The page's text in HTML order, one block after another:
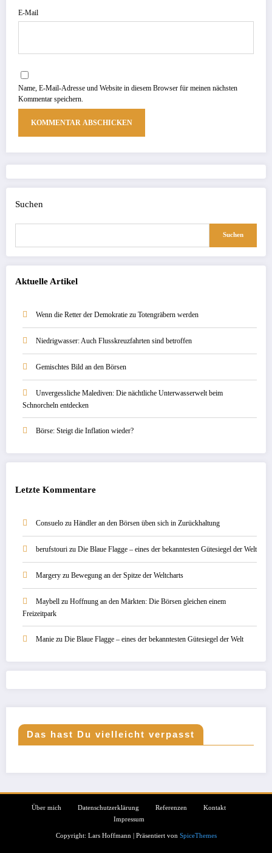
E-Mail
Name, E-Mail-Adresse und Website in diesem Browser für meinen nächsten
Kommentar speichern.
Suchen
Suchen
Aktuelle Artikel
Wenn die Retter der Demokratie zu Totengräbern werden
Niedrigwasser: Auch Flusskreuzfahrten sind betroffen
Gemischtes Bild an den Börsen
Unvergessliche Malediven: Die nächtliche Unterwasserwelt beim
Schnorcheln entdecken
Börse: Steigt die Inflation wieder?
Letzte Kommentare
Consuelo zu Händler an den Börsen üben sich in Zurückhaltung
berufstouri zu Die Blaue Flagge – eines der bekanntesten Gütesiegel der Welt
Margery zu Bewegung an der Spitze der Weltcharts
Maybell zu Hoffnung an den Märkten: Die Börsen gleichen einem
Freizeitpark
Manie zu Die Blaue Flagge – eines der bekanntesten Gütesiegel der Welt
Das hast Du vielleicht verpasst
Über mich Datenschutzerklärung Referenzen
Kontakt
Impressum
Copyright: Lars Hoffmann | Präsentiert von SpiceThemes